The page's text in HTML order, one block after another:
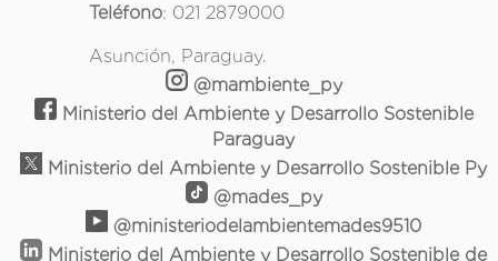
Teléfono: 021 2879000
Asunción, Paraguay.
@mambiente_py
Ministerio del Ambiente y Desarrollo Sostenible
Paraguay
Ministerio del Ambiente y Desarrollo Sostenible Py
@mades_py
@ministeriodelambientemades9510
Ministerio del Ambiente y Desarrollo Sostenible de